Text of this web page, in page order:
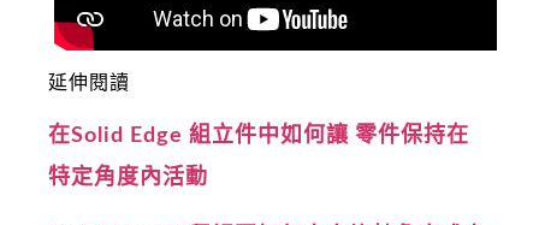
延伸閱讀
在Solid Edge 組立件中如何讓 零件保持在
特定角度內活動